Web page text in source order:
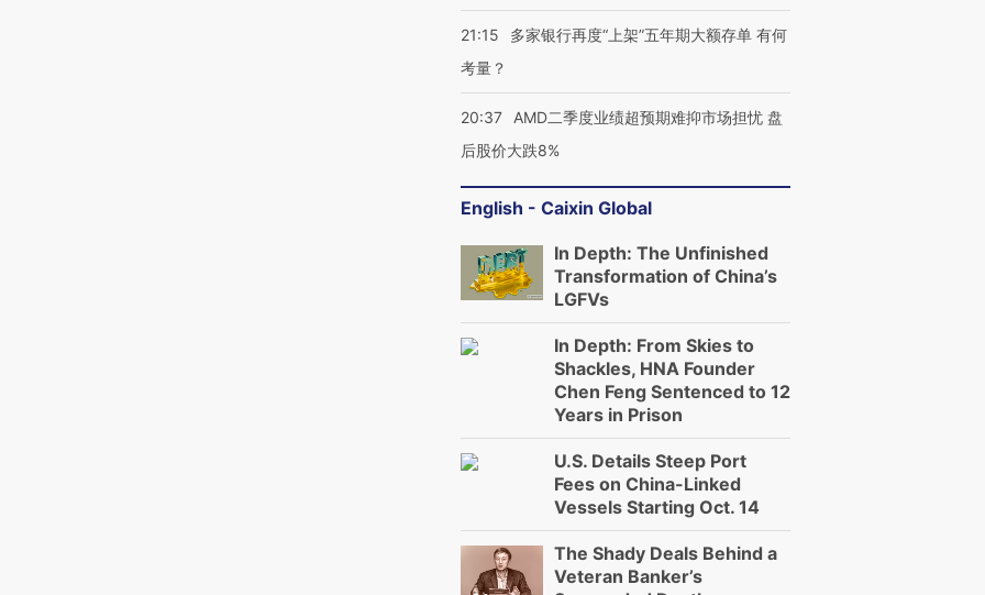
21:15
多家银行再度“上架”五年期大额存单 有何
考量？
20:37
AMD二季度业绩超预期难抑市场担忧 盘
后股价大跌8%
English - Caixin Global
In Depth: The Unfinished
Transformation of China’s
LGFVs
In Depth: From Skies to
Shackles, HNA Founder
Chen Feng Sentenced to 12
Years in Prison
U.S. Details Steep Port
Fees on China-Linked
Vessels Starting Oct. 14
The Shady Deals Behind a
Veteran Banker’s